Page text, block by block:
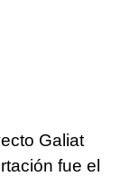
Galiat
fue el